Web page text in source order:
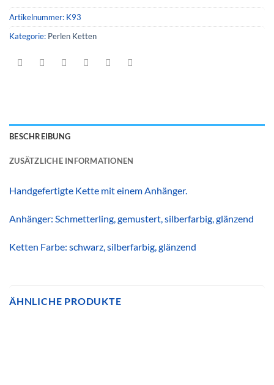
Artikelnummer: K93
Kategorie: Perlen Ketten
BESCHREIBUNG
ZUSÄTZLICHE INFORMATIONEN
Handgefertigte Kette mit einem Anhänger.
Anhänger: Schmetterling, gemustert, silberfarbig, glänzend
Ketten Farbe: schwarz, silberfarbig, glänzend
ÄHNLICHE PRODUKTE